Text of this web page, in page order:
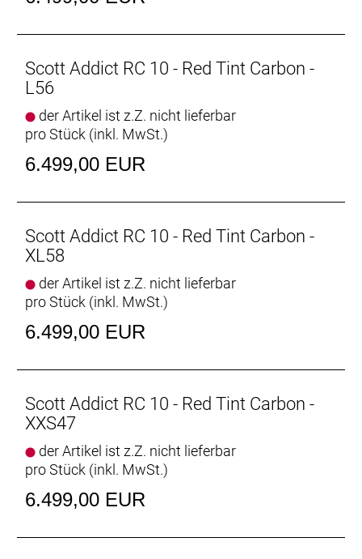
Scott Addict RC 10 - Red Tint Carbon -
L56
der Artikel ist z.Z. nicht lieferbar
pro Stück (inkl. MwSt.)
6.499,00 EUR
Scott Addict RC 10 - Red Tint Carbon -
XL58
der Artikel ist z.Z. nicht lieferbar
pro Stück (inkl. MwSt.)
6.499,00 EUR
Scott Addict RC 10 - Red Tint Carbon -
XXS47
der Artikel ist z.Z. nicht lieferbar
pro Stück (inkl. MwSt.)
6.499,00 EUR